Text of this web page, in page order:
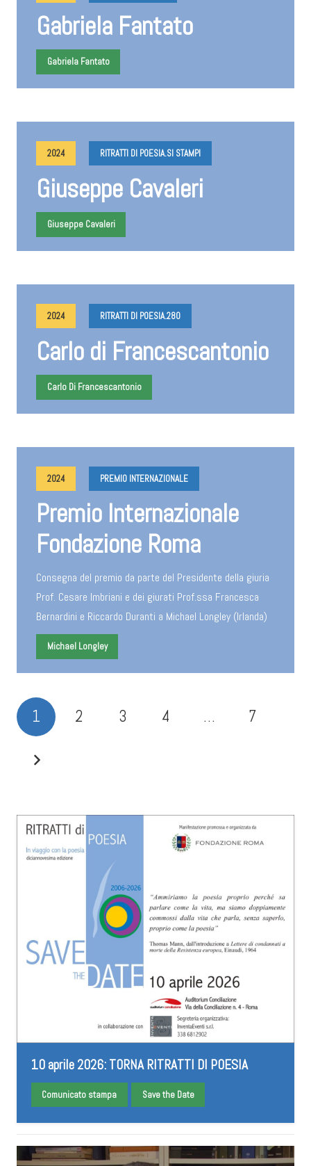
Gabriela Fantato
Gabriela Fantato
2024 RITRATTI DI POESIA.SI STAMPI
Giuseppe Cavaleri
Giuseppe Cavaleri
2024 RITRATTI DI POESIA.280
Carlo di Francescantonio
Carlo Di Francescantonio
2024 PREMIO INTERNAZIONALE
Premio Internazionale
Fondazione Roma
Consegna del premio da parte del Presidente della giuria
Prof. Cesare Imbriani e dei giurati Prof.ssa Francesca
Bernardini e Riccardo Duranti a Michael Longley (Irlanda)
Michael Longley
1 2 3 4 … 7
10 aprile 2026: TORNA RITRATTI DI POESIA
Comunicato stampa Save the Date